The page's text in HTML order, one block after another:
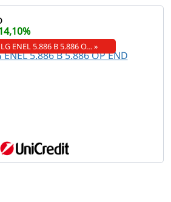
ENEL 5.886 B 5.886 O… »